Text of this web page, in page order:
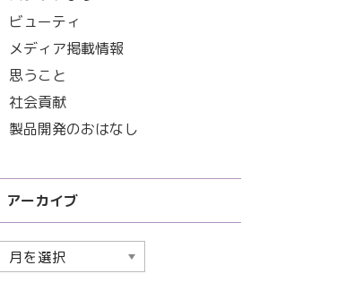
ビューティ
メディア掲載情報
思うこと
社会貢献
製品開発のおはなし
アーカイブ
ア
ー